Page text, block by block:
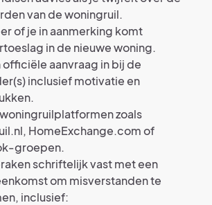
van de woningruil.
of je in aanmerking komt
in de nieuwe woning.
officiële aanvraag in bij de
inclusief motivatie en
zoals
HomeExchange.com of
groepen.
schriftelijk vast met een
om misverstanden te
inclusief: